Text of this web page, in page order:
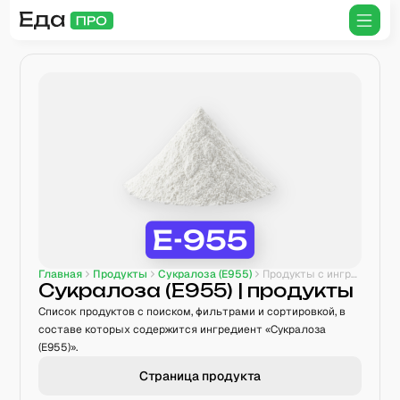
Главная Продукты Сукралоза (E955) Продукты с ингредиентом
Сукралоза (E955) | продукты
Список продуктов с поиском, фильтрами и сортировкой, в
составе которых содержится ингредиент «Сукралоза
(E955)».
Страница продукта